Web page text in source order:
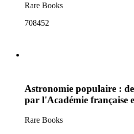
Rare Books
708452
Astronomie populaire :
par l'Académie française
Rare Books